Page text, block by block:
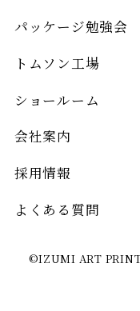
パッケージ勉強会
トムソン工場
ショールーム
会社案内
採用情報
よくある質問
©IZUMI ART